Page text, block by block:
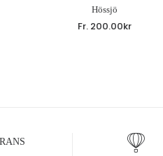
Hössjö
Fr. 200.00kr